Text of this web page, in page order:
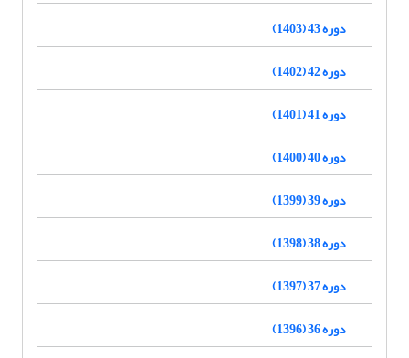
دوره 43 (1403)
دوره 42 (1402)
دوره 41 (1401)
دوره 40 (1400)
دوره 39 (1399)
دوره 38 (1398)
دوره 37 (1397)
دوره 36 (1396)